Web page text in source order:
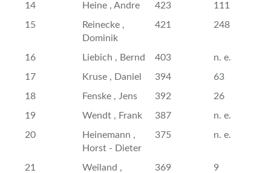
14 Heine , Andre 423
111
15
Reinecke ,
Dominik
421 248
16 Liebich , Bernd 403
n. e.
17
Kruse , Daniel 394
63
18
Fenske , Jens 392
26
19
Wendt , Frank 387
n. e.
20
Heinemann ,
Horst - Dieter
375 n. e.
21
Weiland ,
369 9